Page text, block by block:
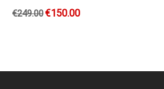
€249.00€150.00